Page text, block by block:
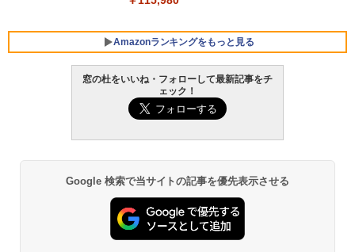
Amazonランキングをもっと見る
窓の杜をいいね・フォローして最新記事をチ
ェック！
Google 検索で当サイトの記事を優先表示させる